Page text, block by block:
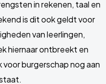
in rekenen, taal en
is dit ook geldt voor
van leerlingen,
hiernaar ontbreekt en
burgerschap nog aan